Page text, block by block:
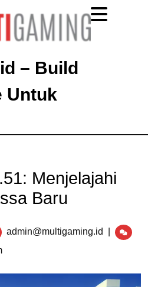
– Build
Untuk
Menjelajahi
Baru
admin@multigaming.id